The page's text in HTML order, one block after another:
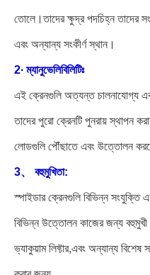
তোলে।তাদের ক্ষুদ্র পদচিহ্ন তাদের
এবং অন্যান্য সংকীর্ণ স্থান।
2∙ ম্যানুভেলিবিলিটিঃ
এই ক্রেনগুলি অত্যন্ত চালনাযোগ্য
তাদের পুরো ক্রেনটি পুনরায় স্থাপন
লোডগুলি পৌঁছাতে এবং উত্তোলন
3、 বহুমুখিতা:
স্পাইডার ক্রেনগুলি বিভিন্ন সংযুক্তি
বিভিন্ন উত্তোলন কাজের জন্য বহুমুখী
ভ্যাকুয়াম লিফ্টার,এবং অন্যান্য বিশেষ